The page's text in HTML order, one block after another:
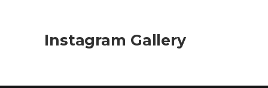
Instagram Gallery